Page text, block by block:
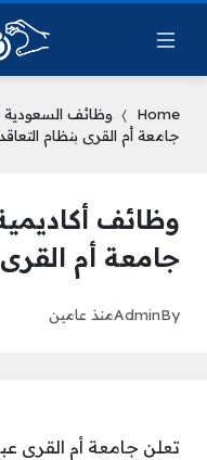
Home وظائف السعودية
جامعة أم القرى بنظام التعاقد
جامعة أم
By
Adminمنذ عامين
تعلن جامعة أم القرى